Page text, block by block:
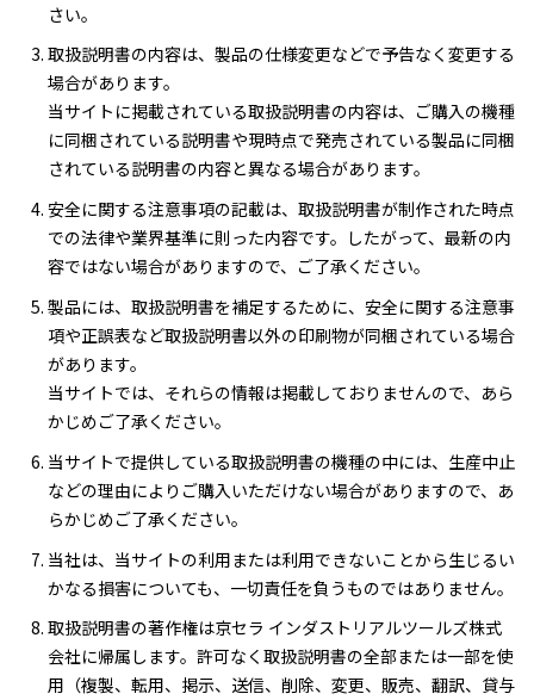
さい。
取扱説明書の内容は、製品の仕様変更などで予告なく変更する
場合があります。
当サイトに掲載されている取扱説明書の内容は、ご購入の機種
に同梱されている説明書や現時点で発売されている製品に同梱
されている説明書の内容と異なる場合があります。
安全に関する注意事項の記載は、取扱説明書が制作された時点
での法律や業界基準に則った内容です。したがって、最新の内
容ではない場合がありますので、ご了承ください。
製品には、取扱説明書を補足するために、安全に関する注意事
項や正誤表など取扱説明書以外の印刷物が同梱されている場合
があります。
当サイトでは、それらの情報は掲載しておりませんので、あら
かじめご了承ください。
当サイトで提供している取扱説明書の機種の中には、生産中止
などの理由によりご購入いただけない場合がありますので、あ
らかじめご了承ください。
当社は、当サイトの利用または利用できないことから生じるい
かなる損害についても、一切責任を負うものではありません。
取扱説明書の著作権は京セラ インダストリアルツールズ株式
会社に帰属します。許可なく取扱説明書の全部または一部を使
用（複製、転用、掲示、送信、削除、変更、販売、翻訳、貸与